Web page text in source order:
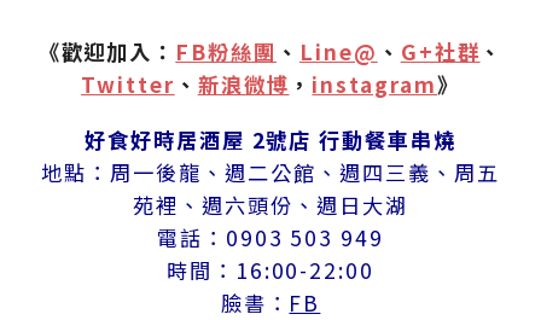
《歡迎加入： FB粉絲團 、 Line@ 、 G+社群 、
Twitter 、 新浪微博 ， instagram》
好食好時居酒屋 2號店 行動餐車串燒
地點：周一後龍、週二公館、週四三義、周五
苑裡、週六頭份、週日大湖
電話：0903 503 949
時間：16:00-22:00
臉書： FB